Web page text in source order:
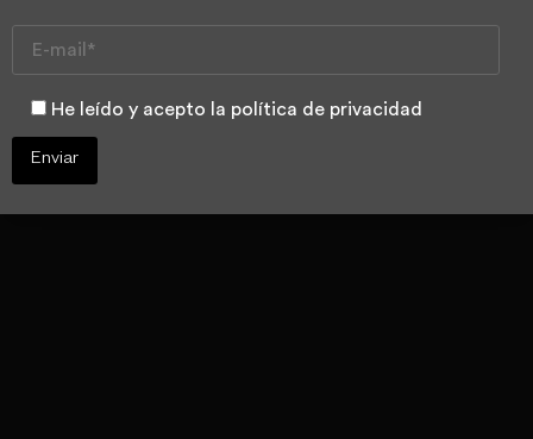
ortopedia
He leído y acepto la política de privacidad